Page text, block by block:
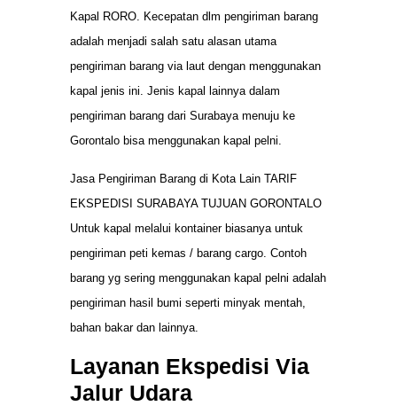
Kapal RORO. Kecepatan dlm pengiriman barang
adalah menjadi salah satu alasan utama
pengiriman barang via laut dengan menggunakan
kapal jenis ini. Jenis kapal lainnya dalam
pengiriman barang dari Surabaya menuju ke
Gorontalo bisa menggunakan kapal pelni.
Jasa Pengiriman Barang di Kota Lain TARIF
EKSPEDISI SURABAYA TUJUAN GORONTALO
Untuk kapal melalui kontainer biasanya untuk
pengiriman peti kemas / barang cargo. Contoh
barang yg sering menggunakan kapal pelni adalah
pengiriman hasil bumi seperti minyak mentah,
bahan bakar dan lainnya.
Layanan Ekspedisi Via
Jalur Udara